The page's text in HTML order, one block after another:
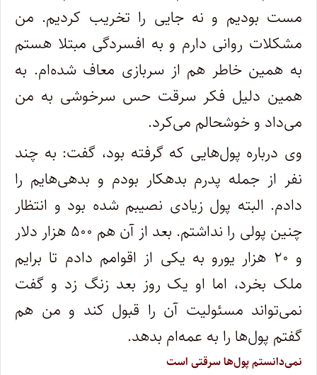
مست بودیم و نه جایی را تخریب کردیم. من
مشکلات روانی دارم و به افسردگی مبتلا هستم
به همین خاطر هم از سربازی معاف شده‌ام. به
همین دلیل فکر سرقت حس سرخوشی به من
می‌داد و خوشحالم می‌کرد.
وی درباره پول‌هایی که گرفته بود، گفت: به چند
نفر از جمله پدرم بدهکار بودم و بدهی‌هایم را
دادم. البته پول زیادی نصیبم شده بود و انتظار
چنین پولی را نداشتم. بعد از آن هم ۵۰۰ هزار دلار
و ۲۰ هزار یورو به یکی از اقوامم دادم تا برایم
ملک بخرد، اما او یک روز بعد زنگ زد و گفت
نمی‌تواند مسئولیت آن را قبول کند و من هم
گفتم پول‌ها را به عمه‌ام بدهد.
نمی‌دانستم پول‌ها سرقتی است